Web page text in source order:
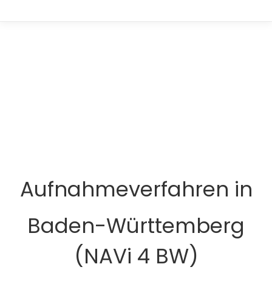
Aufnahmeverfahren in
Baden-Württemberg
(NAVi 4 BW)